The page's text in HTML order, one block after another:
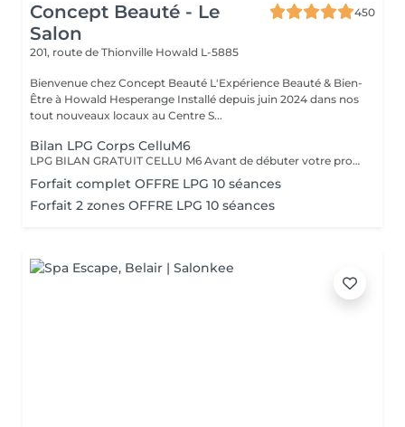
Concept Beauté - Le
Salon
450
201, route de Thionville Howald L-5885
Bienvenue chez Concept Beauté L'Expérience Beauté & Bien-
Être à Howald Hesperange Installé depuis juin 2024 dans nos
tout nouveaux locaux au Centre S...
Bilan LPG Corps CelluM6
LPG BILAN GRATUIT CELLU M6 Avant de débuter votre programme LPG, nous vous offrons un bilan personnalisé. Cette séance permet d'analyser votre peau, d'évaluer vos besoins et de définir ensemble le protocole le plus adapté à vos objectifs (fermeté, cellulite, drainage, remodelage). Grâce à la technologie brevetée LPG Endermologie, nous vous conseillons un programme sur-mesure pour optimiser vos résultats dès la première séance. Un accompagnement exclusif : En plus de votre programme LPG, bénéficiez des conseils d'une professionnelle, coach en nutrition et bien-être, pour des résultats optimisés et durables. Un suivi global pour retrouver une silhouette harmonieuse et une meilleure vitalité ! Le Lipomassage est une technique issu de l'endermologie ,c'est la solution aux problèmes de cellulite, de graisses localisées et de relachement cutané. Cellu M6 combine trois efets majeurs: - Le destockage : il active la lipolyse et stimule les adipocytes déclenchant la libération des graisses - Le raffermissement : il stimule les fibroblastes pour générer collagène et élastine - Le rescultage : il décloisonne les amas graisseux et agit sur les septas ( aspect capitons )
Forfait complet OFFRE LPG 10 séances
Forfait 2 zones OFFRE LPG 10 séances